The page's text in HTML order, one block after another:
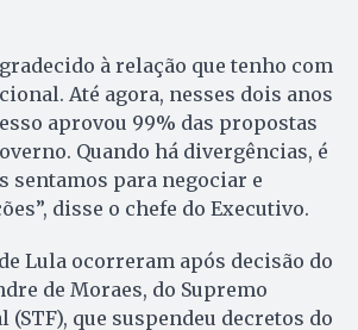
à relação que tenho com
Até agora, nesses dois anos
aprovou 99% das propostas
Quando há divergências, é
sentamos para negociar e
disse o chefe do Executivo.
Lula ocorreram após decisão do
de Moraes, do Supremo
(STF), que suspendeu decretos do